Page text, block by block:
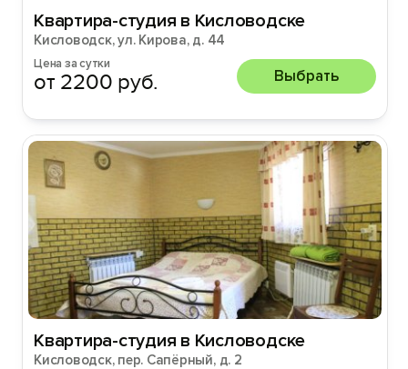
Квартира-студия в Кисловодске
Кисловодск, ул. Кирова, д. 44
Цена за сутки
от 2200 руб. Выбрать
Квартира-студия в Кисловодске
Кисловодск, пер. Сапёрный, д. 2